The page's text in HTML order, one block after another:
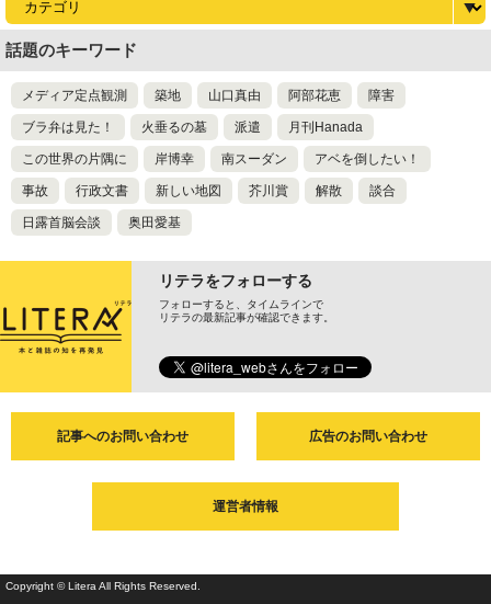
話題のキーワード
メディア定点観測 築地 山口真由 阿部花恵 障害
ブラ弁は見た！ 火垂るの墓 派遣 月刊Hanada
この世界の片隅に 岸博幸 南スーダン アベを倒したい！
事故 行政文書 新しい地図 芥川賞 解散 談合
日露首脳会談 奥田愛基
リテラをフォローする
フォローすると、タイムラインで
リテラの最新記事が確認できます。
記事へのお問い合わせ 広告のお問い合わせ
運営者情報
Copyright © Litera All Rights Reserved.